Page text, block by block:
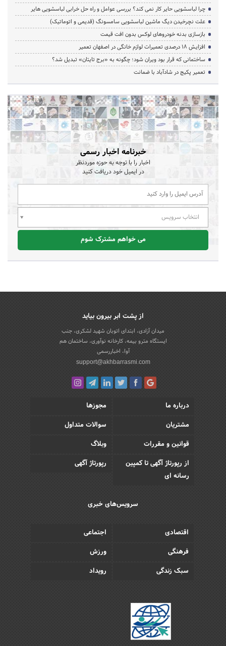
چرا لباسشویی حایر کار نمی کند؟ بررسی عوامل و راه حل خرابی لباسشویی هایر
علت نچرخیدن دیگ ماشین لباسشویی سامسونگ (قدیمی و اتوماتیک)
بازسازی بدنه خودروهای لوکس بدون افت قیمت
افزایش ۱۸ درصدی تعمیرات لوازم خانگی در اصفهان تعمیر
ساختمانی که قرار بود ویران شود؛ چگونه به «برج تایتان» تبدیل شد؟
تعمیر پکیج در شادآباد با ضمانت
خبرنامه اخبار رسمی
اخبار را با توجه به حوزه موردنظر
در ایمیل خود دریافت کنید
انتخاب سرویس
می خواهم مشترک شوم
از پشت ابر بیرون بیاید
میدان آزادی، ابتدای اتوبان شهید لشکری، جنب
ایستگاه مترو بیمه، کارخانه نوآوری، ساختمان هم
آوا، اخباررسمی
support@akhbarrasmi.com
درباره ما
مجوزها
مشتریان
سوالات متداول
قوانین و مقررات
وبلاگ
از رپورتاژ آگهی تا کمپین
رسانه ای
رپورتاژ آگهی
سرویس‌های خبری
اقتصادی
اجتماعی
فرهنگی
ورزش
سبک زندگی
رویداد